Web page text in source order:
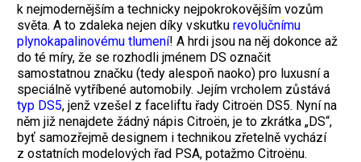
k nejmodernějším a technicky nejpokrokovějším vozům
světa. A to zdaleka nejen díky vskutku revolučnímu
plynokapalinovému tlumení! A hrdi jsou na něj dokonce až
do té míry, že se rozhodli jménem DS označit
samostatnou značku (tedy alespoň naoko) pro luxusní a
speciálně vytříbené automobily. Jejím vrcholem zůstává
typ DS5, jenž vzešel z faceliftu řady Citroën DS5. Nyní na
něm již nenajdete žádný nápis Citroën, je to zkrátka „DS“,
byť samozřejmě designem i technikou zřetelně vychází
z ostatních modelových řad PSA, potažmo Citroënu.